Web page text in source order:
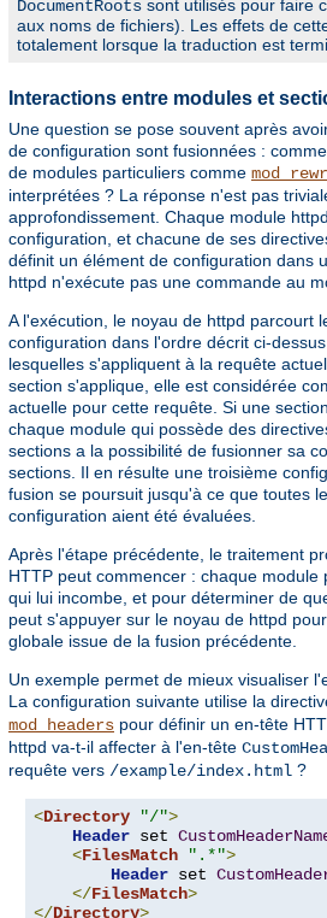
DocumentRoots sont utilisés pour faire
aux noms de fichiers). Les effets de
totalement lorsque la traduction est
Interactions entre modules et
Une question se pose souvent après
de configuration sont fusionnées :
de modules particuliers comme
interprétées ? La réponse n'est pas
approfondissement. Chaque module
configuration, et chacune de ses
définit un élément de configuration dans
httpd n'exécute pas une commande au
A l'exécution, le noyau de httpd parcourt
configuration dans l'ordre décrit ci-
lesquelles s'appliquent à la requête
section s'applique, elle est considérée
actuelle pour cette requête. Si une
chaque module qui possède des
sections a la possibilité de fusionner sa
sections. Il en résulte une troisième
fusion se poursuit jusqu'à ce que toutes
configuration aient été évaluées.
Après l'étape précédente, le traitement
HTTP peut commencer : chaque
qui lui incombe, et pour déterminer de
peut s'appuyer sur le noyau de httpd
globale issue de la fusion précédente.
Un exemple permet de mieux visualiser
La configuration suivante utilise la
mod_headers pour définir un en-tête
httpd va-t-il affecter à l'en-tête
requête vers /example/index.html ?
<Directory "/">
Header set
<FilesMatch ".*">
Header set
</FilesMatch>
</Directory>